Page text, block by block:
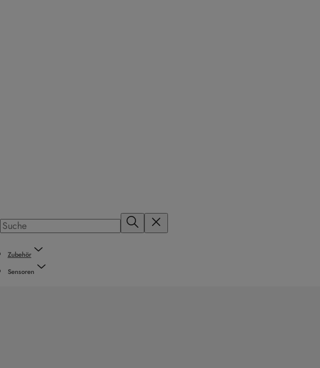
Zubehör
Sensoren